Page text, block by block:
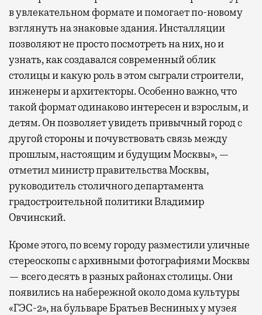
в увлекательном формате и помогает по-новому
взглянуть на знаковые здания. Инсталляции
позволяют не просто посмотреть на них, но и
узнать, как создавался современный облик
столицы и какую роль в этом сыграли строители,
инженеры и архитекторы. Особенно важно, что
такой формат одинаково интересен и взрослым, и
детям. Он позволяет увидеть привычный город с
другой стороны и почувствовать связь между
прошлым, настоящим и будущим Москвы», —
отметил министр правительства Москвы,
руководитель столичного департамента
градостроительной политики Владимир
Овчинский.
Кроме этого, по всему городу разместили уличные
стереоскопы с архивными фотографиями Москвы
— всего десять в разных районах столицы. Они
появились на набережной около дома культуры
«ГЭС-2», на бульваре Братьев Весниных у музея